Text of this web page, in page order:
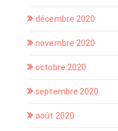
décembre 2020
novembre 2020
octobre 2020
septembre 2020
août 2020